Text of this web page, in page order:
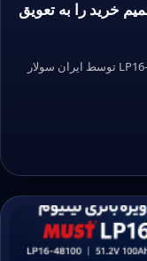
خرید را به تعویق
سبد ویژه باتری لیتیوم MUST LP1600 مدل LP16-48100 توسط ایران سولار